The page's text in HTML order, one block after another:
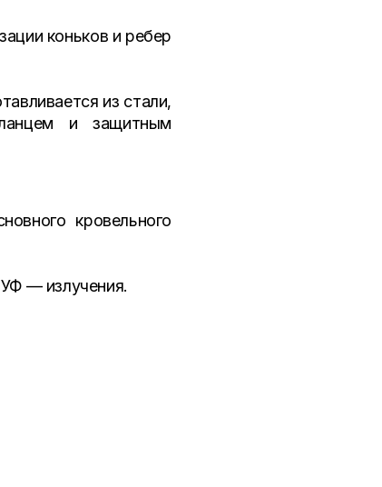
коньков и ребер
из стали,
и защитным
кровельного
— излучения.